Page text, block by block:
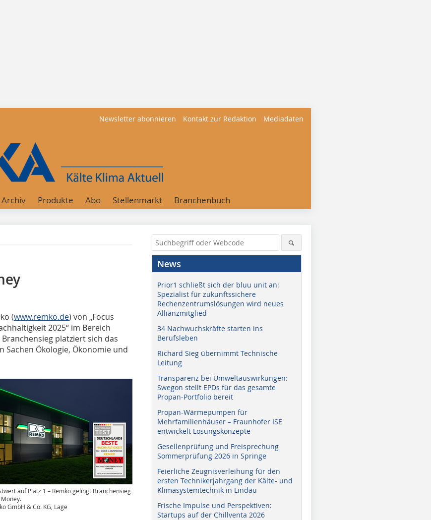
Newsletter abonnieren Kontakt zur Redaktion Mediadaten
Archiv Produkte Abo Stellenmarkt Branchenbuch
(www.remko.de) von „Focus
2025“ im Bereich
platziert sich das
Ökologie, Ökonomie und
auf Platz 1 – Remko gelingt Branchensieg
Money.
GmbH & Co. KG, Lage
News
Prior1 schließt sich der bluu unit an:
Spezialist für zukunftssichere
Rechenzentrumslösungen wird neues
Allianzmitglied
34 Nachwuchskräfte starten ins
Berufsleben
Richard Sieg übernimmt Technische
Leitung
Transparenz bei Umweltauswirkungen:
Swegon stellt EPDs für das gesamte
Propan-Portfolio bereit
Propan-Wärmepumpen für
Mehrfamilienhäuser – Fraunhofer ISE
entwickelt Lösungskonzepte
Gesellenprüfung und Freisprechung
Sommerprüfung 2026 in Springe
Feierliche Zeugnisverleihung für den
ersten Technikerjahrgang der Kälte- und
Klimasystemtechnik in Lindau
Frische Impulse und Perspektiven:
Startups auf der Chillventa 2026